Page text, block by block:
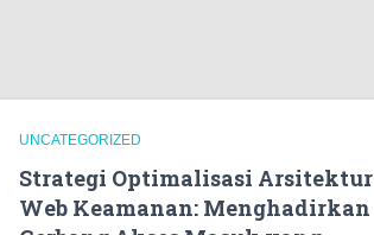
UNCATEGORIZED
Strategi Optimalisasi Arsitektur
Web Keamanan: Menghadirkan